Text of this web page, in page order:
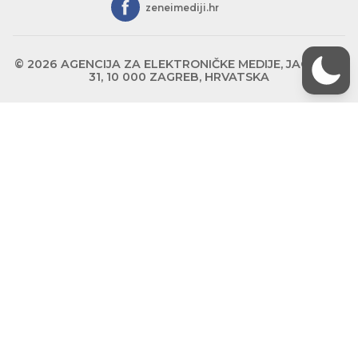
zeneimediji.hr
© 2026 AGENCIJA ZA ELEKTRONIČKE MEDIJE, JAGIĆEVA
31, 10 000 ZAGREB, HRVATSKA